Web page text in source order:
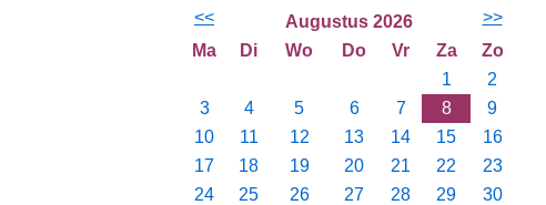
<< Augustus 2026
>>
Ma
Di Wo Do Vr Za
Zo
1
2
3
4 5 6 7 8
9
10
11 12 13 14 15
16
17
18 19 20 21 22
23
24
25 26 27 28 29
30